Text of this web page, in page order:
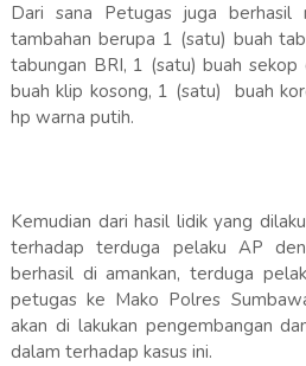
Dari sana Petugas juga berhasil
tambahan berupa 1 (satu) buah
tabungan BRI, 1 (satu) buah
buah klip kosong, 1 (satu) buah
hp warna putih.
Kemudian dari hasil lidik yang
terhadap terduga pelaku AP
berhasil di amankan, terduga
petugas ke Mako Polres
akan di lakukan pengembangan
dalam terhadap kasus ini.